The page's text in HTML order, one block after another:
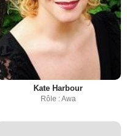
Kate Harbour
Rôle : Awa